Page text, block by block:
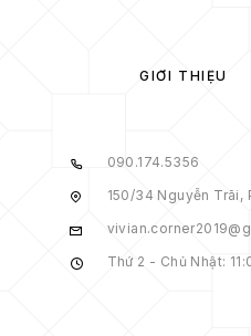
GIỚI THIỆU
090.174.5356
150/34 Nguyễn Trãi,
Thứ 2 - Chủ Nhật: